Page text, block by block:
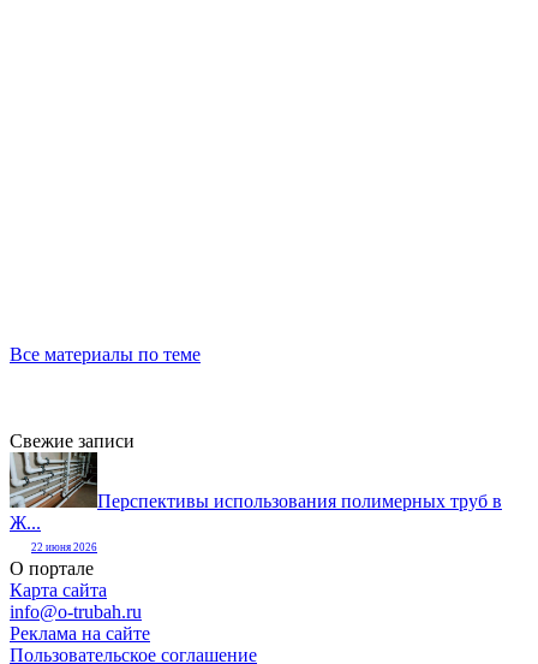
Все материалы по теме
Свежие записи
Перспективы использования полимерных труб в
Ж...
22 июня 2026
О портале
Карта сайта
info@o-trubah.ru
Реклама на сайте
Пользовательское соглашение